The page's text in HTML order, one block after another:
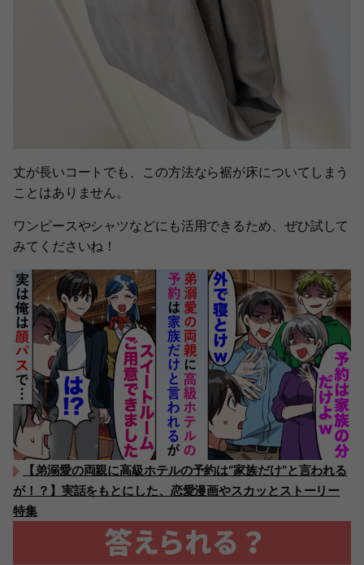
丈が長いコートでも、この方法なら裾が床についてしまう
ことはありません。
ワンピースやシャツなどにも活用できるため、ぜひ試して
みてくださいね！
【弟溺愛の両親に高級ホテルの予約は“家族だけ”と言われる
が！？】実話をもとにした、恋愛漫画やスカッとストーリー
特集